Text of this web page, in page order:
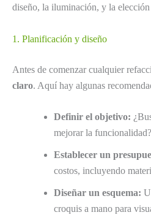
diseño, la iluminación, y la
1. Planificación y diseño
Antes de comenzar cualquier
claro. Aquí hay algunas
Definir el objetivo:
mejorar la funcionalidad?
Establecer un
costos, incluyendo
Diseñar un esquema:
croquis a mano para